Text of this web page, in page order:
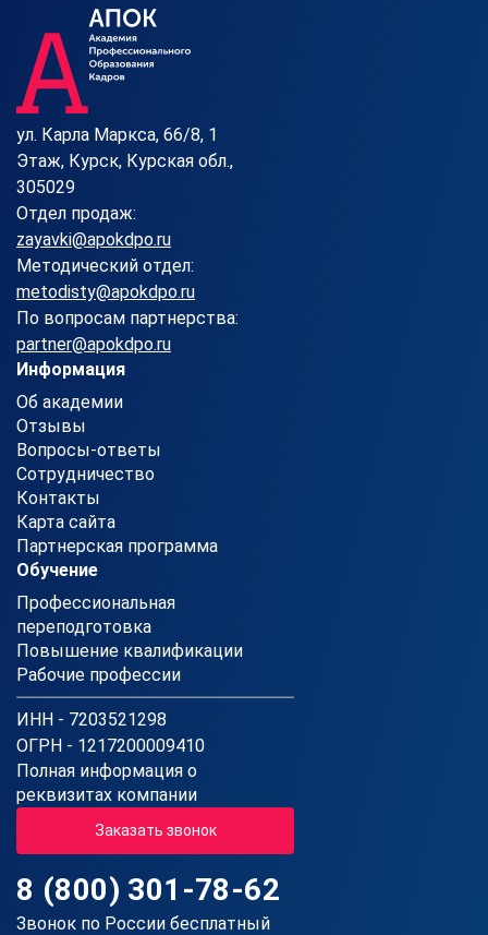
ул. Карла Маркса, 66/8, 1
Этаж, Курск, Курская обл.,
305029
Отдел продаж:
zayavki@apokdpo.ru
Методический отдел:
metodisty@apokdpo.ru
По вопросам партнерства:
partner@apokdpo.ru
Информация
Об академии
Отзывы
Вопросы-ответы
Сотрудничество
Контакты
Карта сайта
Партнерская программа
Обучение
Профессиональная
переподготовка
Повышение квалификации
Рабочие профессии
ИНН - 7203521298
ОГРН - 1217200009410
Полная информация о
реквизитах компании
Заказать звонок
8 (800) 301-78-62
Звонок по России бесплатный